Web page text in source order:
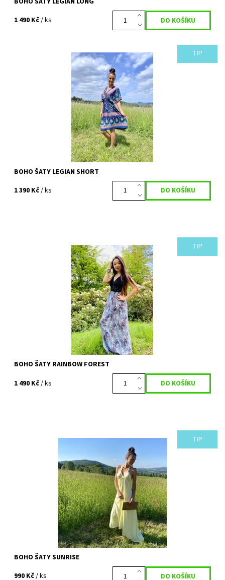
1 490 Kč/ ks
TIP
Překrásné šaty ze kterých sálá život a temperament. Milujete
barvy, vzory, květiny a nedáte dopustit na pohodlí? Pak jsou šaty
Vyprodáno
BOHO ŠATY LEGIAN SHORT
1 390 Kč/ ks
TIP
MOMENTÁLNĚ VYPRODÁNO Nádherné šaty plné jemných
pastelových barev. Pro všechny víly zářící jako letní duha nad
lesem. Ručně háčkovaný vršek, který...
Vyprodáno
BOHO ŠATY RAINBOW FOREST
1 490 Kč/ ks
TIP
Přejete si obléknout šaty, které vás zahalí do slunečních paprsků
a zářivé energie? Pak jsou pro vás šaty SUNRISE to pravé. Budete
Vyprodáno
719
BOHO ŠATY SUNRISE
990 Kč/ ks